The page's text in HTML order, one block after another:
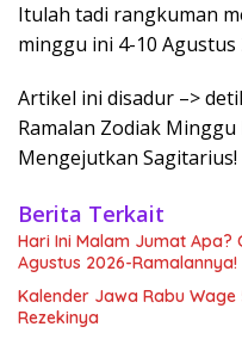
Itulah tadi rangkuman
minggu ini 4-10 Agustus
Artikel ini disadur –>
Ramalan Zodiak
Mengejutkan Sagitarius!
Berita Terkait
Hari Ini Malam Jumat Apa?
Agustus 2026-Ramalannya!
Kalender Jawa Rabu Wage
Rezekinya